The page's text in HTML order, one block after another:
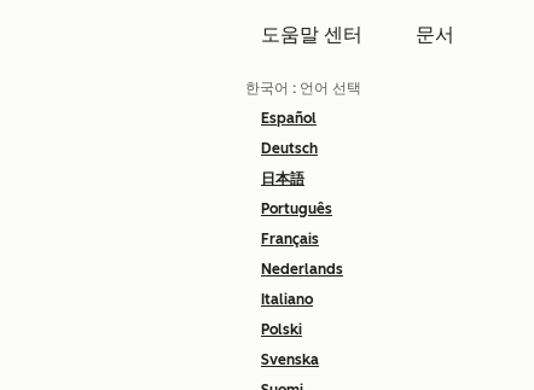
도움말 센터 문서
한국어 : 언어 선택
Español
Deutsch
日本語
Português
Français
Nederlands
Italiano
Polski
Svenska